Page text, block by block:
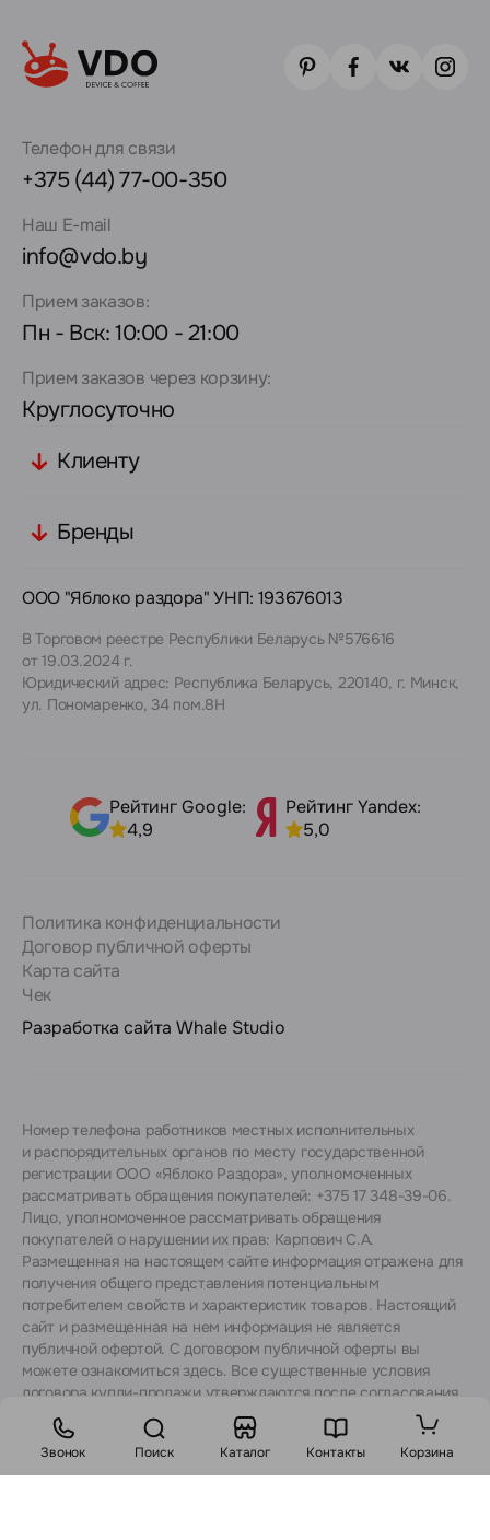
Телефон для связи
+375 (44) 77-00-350
Наш E-mail
info@vdo.by
Прием заказов:
Пн - Вск: 10:00 - 21:00
Прием заказов через корзину:
Круглосуточно
Клиенту
Бренды
ООО "Яблоко раздора" УНП: 193676013
В Торговом реестре Республики Беларусь №576616
от 19.03.2024 г.
Юридический адрес: Республика Беларусь, 220140, г. Минск,
ул. Пономаренко, 34 пом.8Н
Рейтинг Google:
4,9
Рейтинг Yandex:
5,0
Политика конфиденциальности
Договор публичной оферты
Карта сайта
Чек
Разработка сайта Whale Studio
Номер телефона работников местных исполнительных
и распорядительных органов по месту государственной
регистрации ООО «Яблоко Раздора», уполномоченных
рассматривать обращения покупателей: +375 17 348-39-06.
Лицо, уполномоченное рассматривать обращения
покупателей о нарушении их прав: Карпович С.А.
Размещенная на настоящем сайте информация отражена для
получения общего представления потенциальным
потребителем свойств и характеристик товаров. Настоящий
сайт и размещенная на нем информация не является
публичной офертой. С договором публичной оферты вы
можете ознакомиться здесь. Все существенные условия
договора купли-продажи утверждаются после согласования
с консультантами.
Звонок Поиск Каталог Контакты Корзина